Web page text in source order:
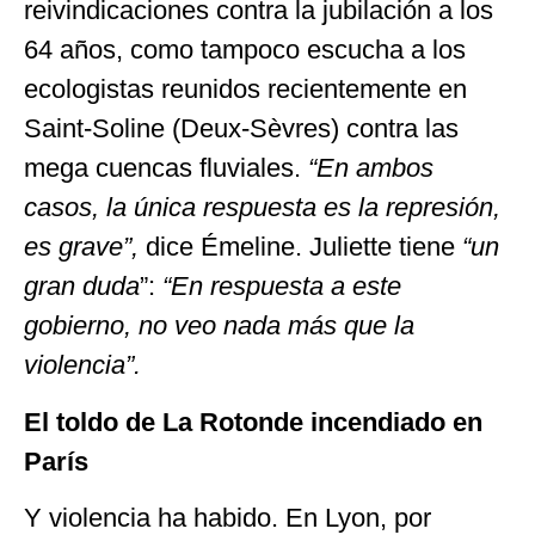
reivindicaciones contra la jubilación a los
64 años, como tampoco escucha a los
ecologistas reunidos recientemente en
Saint-Soline (Deux-Sèvres) contra las
mega cuencas fluviales. “En ambos
casos, la única respuesta es la represión,
es grave”, dice Émeline. Juliette tiene “un
gran duda”: “En respuesta a este
gobierno, no veo nada más que la
violencia”.
El toldo de La Rotonde incendiado en
París
Y violencia ha habido. En Lyon, por